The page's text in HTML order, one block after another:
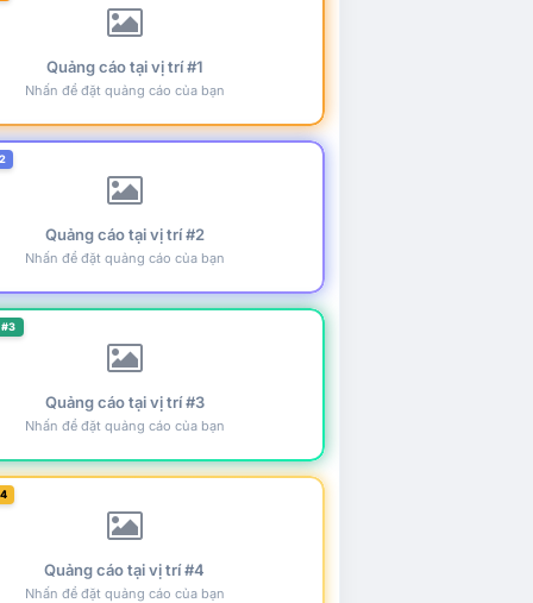
Quảng cáo tại vị trí #1
Nhấn để đặt quảng cáo của bạn
Quảng cáo tại vị trí #2
Nhấn để đặt quảng cáo của bạn
Quảng cáo tại vị trí #3
Nhấn để đặt quảng cáo của bạn
Quảng cáo tại vị trí #4
Nhấn để đặt quảng cáo của bạn